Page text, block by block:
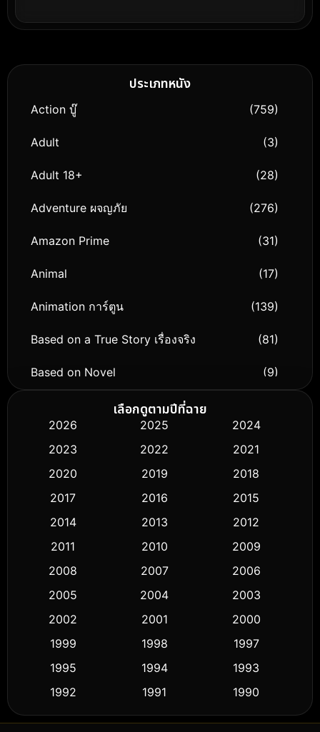
ประเภทหนัง
Action บู๊ (759)
Adult (3)
Adult 18+ (28)
Adventure ผจญภัย (276)
Amazon Prime (31)
Animal (17)
Animation การ์ตูน (139)
Based on a True Story เรื่องจริง (81)
Based on Novel (9)
Biography ชีวิตจริง
Classic หนังคลาสสิก (50)
Comedy ตลก (443)
Crime อาชญากรรม (518)
Cult Film
Dance เต้น (10)
Detective สืบสวน (59)
เลือกดูตามปีที่ฉาย
2026 2025
2024
2023
2022
2021
2020
2019
2018
2017
2016
2015
2014
2013
2012
2011
2010
2009
2008
2007
2006
2005
2004
2003
2002
2001
2000
1999
1998
1997
1995
1994
1993
1992
1991
1990
1989
1988
1986